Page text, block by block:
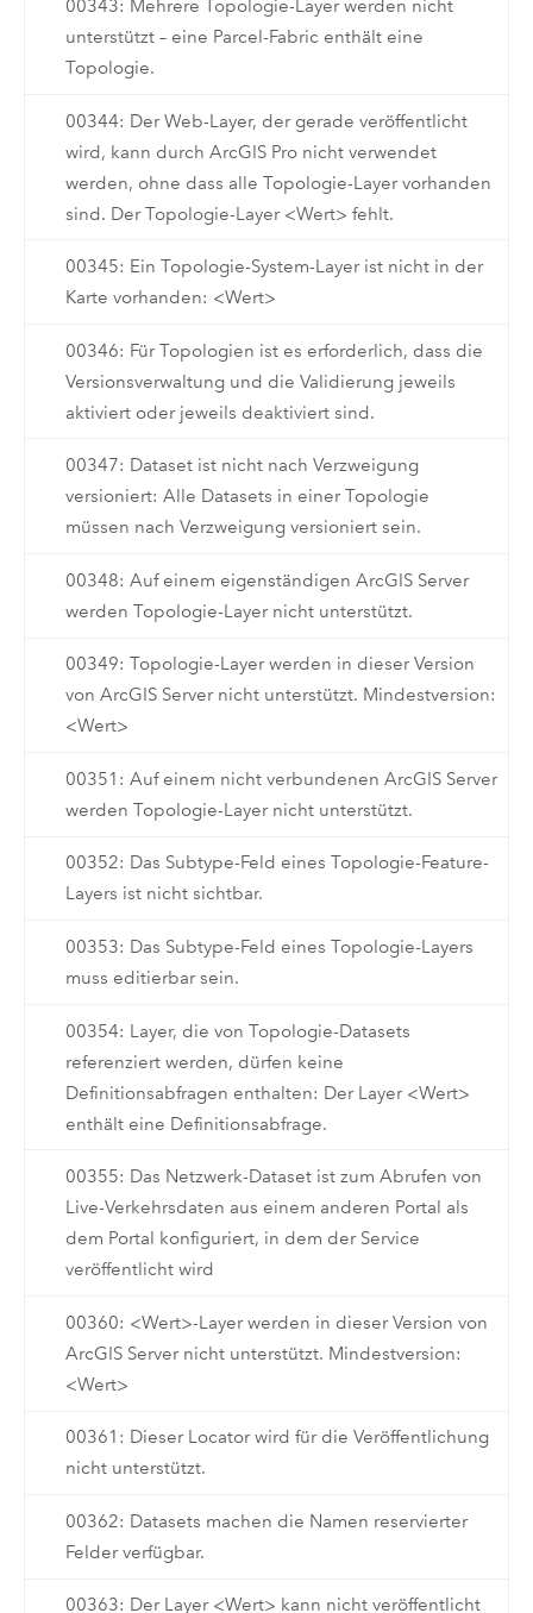
00343: Mehrere Topologie-Layer werden nicht
unterstützt – eine Parcel-Fabric enthält eine
Topologie.
00344: Der Web-Layer, der gerade veröffentlicht
wird, kann durch ArcGIS Pro nicht verwendet
werden, ohne dass alle Topologie-Layer vorhanden
sind. Der Topologie-Layer <Wert> fehlt.
00345: Ein Topologie-System-Layer ist nicht in der
Karte vorhanden: <Wert>
00346: Für Topologien ist es erforderlich, dass die
Versionsverwaltung und die Validierung jeweils
aktiviert oder jeweils deaktiviert sind.
00347: Dataset ist nicht nach Verzweigung
versioniert: Alle Datasets in einer Topologie
müssen nach Verzweigung versioniert sein.
00348: Auf einem eigenständigen ArcGIS Server
werden Topologie-Layer nicht unterstützt.
00349: Topologie-Layer werden in dieser Version
von ArcGIS Server nicht unterstützt. Mindestversion:
<Wert>
00351: Auf einem nicht verbundenen ArcGIS Server
werden Topologie-Layer nicht unterstützt.
00352: Das Subtype-Feld eines Topologie-Feature-
Layers ist nicht sichtbar.
00353: Das Subtype-Feld eines Topologie-Layers
muss editierbar sein.
00354: Layer, die von Topologie-Datasets
referenziert werden, dürfen keine
Definitionsabfragen enthalten: Der Layer <Wert>
enthält eine Definitionsabfrage.
00355: Das Netzwerk-Dataset ist zum Abrufen von
Live-Verkehrsdaten aus einem anderen Portal als
dem Portal konfiguriert, in dem der Service
veröffentlicht wird
00360: <Wert>-Layer werden in dieser Version von
ArcGIS Server nicht unterstützt. Mindestversion:
<Wert>
00361: Dieser Locator wird für die Veröffentlichung
nicht unterstützt.
00362: Datasets machen die Namen reservierter
Felder verfügbar.
00363: Der Layer <Wert> kann nicht veröffentlicht